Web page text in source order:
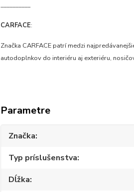
__________
CARFACE:
Značka CARFACE patrí medzi
autodoplnkov do interiéru aj exteriéru,
Parametre
Značka
Typ príslušenstva
Dĺžka